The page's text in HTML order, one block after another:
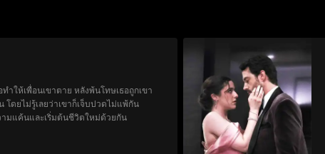
ำให้เพื่อนเขาตาย หลังพ้นโทษเธอถูกเขา
ดยไม่รู้เลยว่าเขาก็เจ็บปวดไม่แพ้กัน
ามแค้นและเริ่มต้นชีวิตใหม่ด้วยกัน